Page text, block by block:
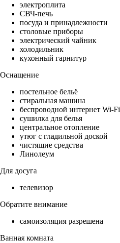
электроплита
СВЧ-печь
посуда и принадлежности
столовые приборы
электрический чайник
холодильник
кухонный гарнитур
Оснащение
постельное бельё
стиральная машина
беспроводной интернет Wi-Fi
сушилка для белья
центральное отопление
утюг с гладильной доской
чистящие средства
Линолеум
Для досуга
телевизор
Обратите внимание
самоизоляция разрешена
Ванная комната